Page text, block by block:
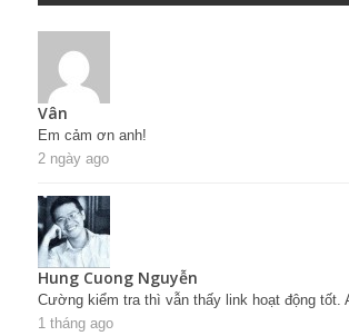
Vân
Em cảm ơn anh!
2 ngày ago
Hung Cuong Nguyễn
Cường kiểm tra thì vẫn thấy link hoạt động tốt.
1 tháng ago